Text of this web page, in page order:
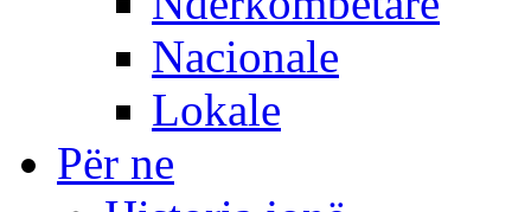
Nacionale
Lokale
Për ne